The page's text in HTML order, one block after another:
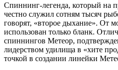
Спиннинг-легенда, который на
честно служил сотням тысяч
говорят, «второе дыхание». От
использован только бланк.
спиннингов Метеор,
лидерством удилища в «хите
точкой в создании линейки